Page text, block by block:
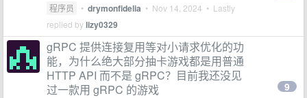
程序员 • drymonfidelia • Nov 14, 2024 • Lastly
replied bylizy0329
gRPC 提供连接复用等对小请求优化的功
能，为什么绝大部分抽卡游戏都是用普通
HTTP API 而不是 gRPC？目前我还没见
过一款用 gRPC 的游戏
9